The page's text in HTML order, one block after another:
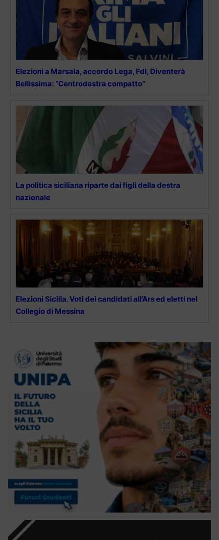
Elezioni a Marsala, accordo Lega, FdI, Diventerà
Bellissima: “Centrodestra compatto”
La politica siciliana riparte dai figli della destra
nazionale
Elezioni Sicilia. Voti dei candidati all’Ars ed eletti nel
Collegio di Messina